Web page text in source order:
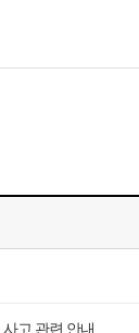
고 관련 안내